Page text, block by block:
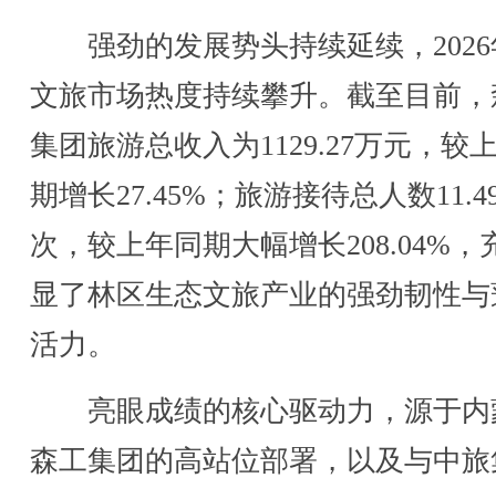
强劲的发展势头持续延续，2026
文旅市场热度持续攀升。截至目前
集团旅游总收入为1129.27万元，较
期增长27.45%；旅游接待总人数
次，较上年同期大幅增长208.04%，
显了林区生态文旅产业的强劲韧性
活力。
亮眼成绩的核心驱动力，源于内
森工集团的高站位部署，以及与中